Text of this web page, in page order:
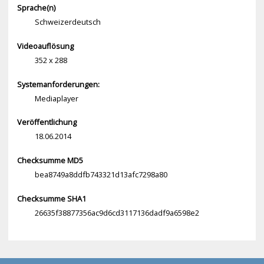
Sprache(n)
Schweizerdeutsch
Videoauflösung
352 x 288
Systemanforderungen:
Mediaplayer
Veröffentlichung
18.06.2014
Checksumme MD5
bea8749a8ddfb743321d13afc7298a80
Checksumme SHA1
26635f38877356ac9d6cd3117136dadf9a6598e2